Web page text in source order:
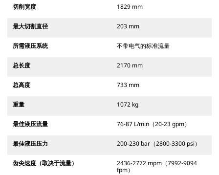
切削宽度 1829 mm
最大切割直径 203 mm
所需液压系统 不带电气的标准流量
总长度 2170 mm
总高度 733 mm
重量 1072 kg
最佳液压流量 76-87 L/min（20-23 gpm）
最佳液压压力 200-230 bar（2800-3300 psi）
齿尖速度（取决于流量）
2436-2772 mpm（7992-9094
fpm）